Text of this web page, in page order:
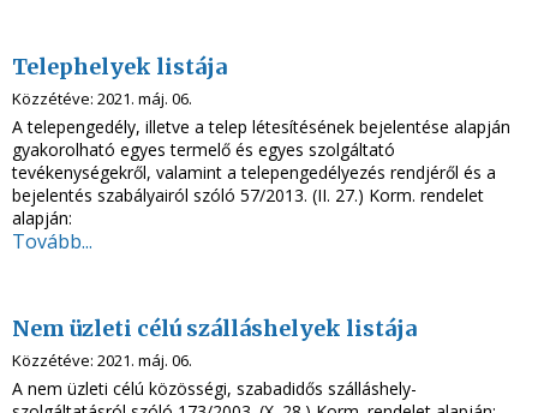
Telephelyek listája
Közzétéve: 2021. máj. 06.
A telepengedély, illetve a telep létesítésének bejelentése alapján
gyakorolható egyes termelő és egyes szolgáltató
tevékenységekről, valamint a telepengedélyezés rendjéről és a
bejelentés szabályairól szóló 57/2013. (II. 27.) Korm. rendelet
alapján:
Tovább...
Nem üzleti célú szálláshelyek listája
Közzétéve: 2021. máj. 06.
A nem üzleti célú közösségi, szabadidős szálláshely-